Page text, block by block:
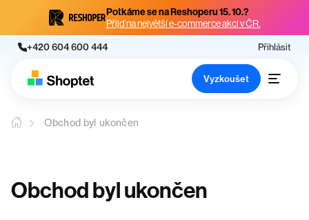
Potkáme se na Reshoperu 15. 10.?
Přijď na největší e-commerce akci v ČR.
+420 604 600 444 Přihlásit
Vyzkoušet
Obchod byl ukončen
Obchod byl ukončen